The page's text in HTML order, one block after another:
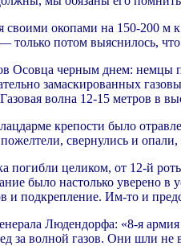
окопами на 150-200 м
потом выяснилось, что
Осовца черным днем:
замаскированных
волна 12-15 метров в
крепости было
свернулись и
погибли целиком, от 12-й
было настолько уверено
и подкрепление. Им-то и
Людендорфа: «8-я
за волной газов. Они шли